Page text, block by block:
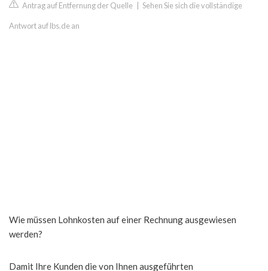
Antrag auf Entfernung der Quelle Sehen Sie sich die vollständige
Antwort auf lbs.de an
Wie müssen Lohnkosten auf einer Rechnung ausgewiesen
werden?
Damit Ihre Kunden die von Ihnen ausgeführten